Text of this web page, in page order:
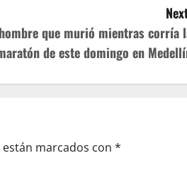
que murió mientras corría
de este domingo en
marcados con *